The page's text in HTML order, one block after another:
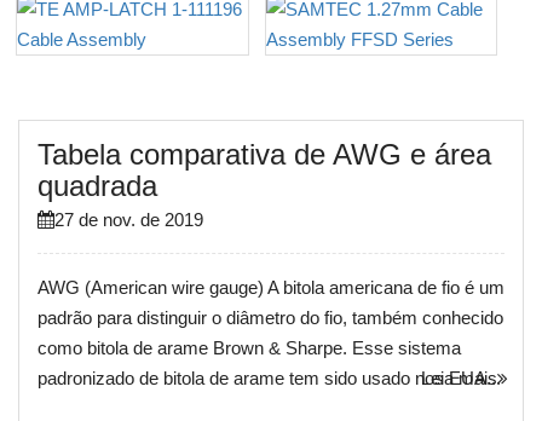
Tabela comparativa de AWG e área
quadrada
27 de nov. de 2019
AWG (American wire gauge) A bitola americana de fio é um
padrão para distinguir o diâmetro do fio, também conhecido
como bitola de arame Brown & Sharpe. Esse sistema
padronizado de bitola de arame tem sido usado nos EUA...
Leia mais